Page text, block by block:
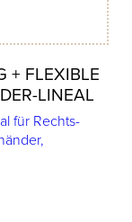
+ FLEXIBLE
LINEAL
für Rechts-